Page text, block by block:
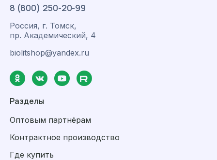
8 (800) 250-20-99
Россия, г. Томск,
пр. Академический, 4
biolitshop@yandex.ru
Разделы
Оптовым партнёрам
Контрактное производство
Где купить